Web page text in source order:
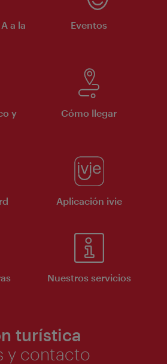
a la
Eventos
y
Cómo llegar
Aplicación ivie
Nuestros servicios
turística
y contacto